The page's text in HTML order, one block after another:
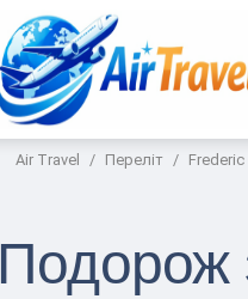
Air Travel Переліт
Подорож